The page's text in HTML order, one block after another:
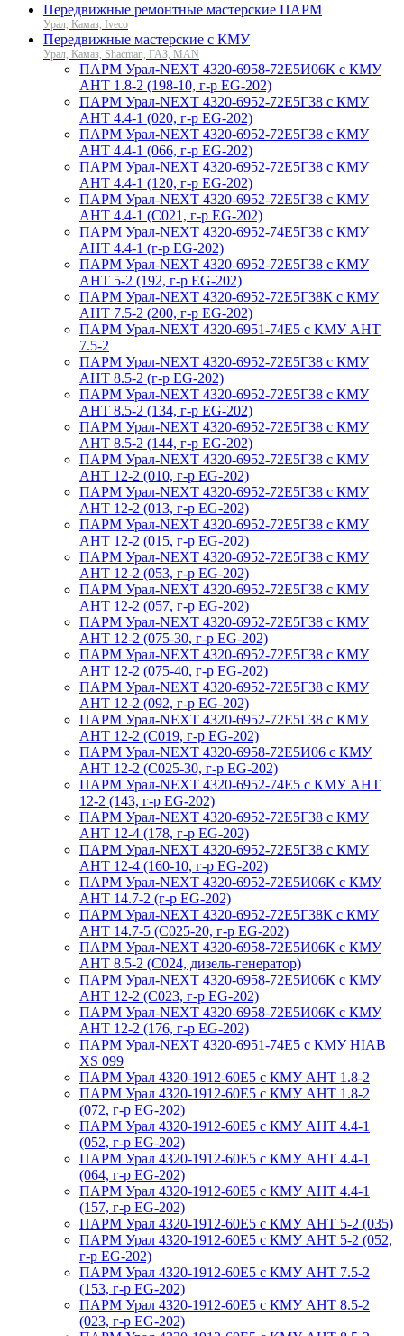
Передвижные ремонтные мастерские ПАРМ
Урал, Камаз, Iveco
Передвижные мастерские с КМУ
Урал, Камаз, Shacman, ГАЗ, MAN
ПАРМ Урал-NEXT 4320-6958-72Е5И06К с КМУ
АНТ 1.8-2 (198-10, г-р EG-202)
ПАРМ Урал-NEXT 4320-6952-72Е5Г38 с КМУ
АНТ 4.4-1 (020, г-р EG-202)
ПАРМ Урал-NEXT 4320-6952-72Е5Г38 с КМУ
АНТ 4.4-1 (066, г-р EG-202)
ПАРМ Урал-NEXT 4320-6952-72Е5Г38 с КМУ
АНТ 4.4-1 (120, г-р EG-202)
ПАРМ Урал-NEXT 4320-6952-72Е5Г38 с КМУ
АНТ 4.4-1 (С021, г-р EG-202)
ПАРМ Урал-NEXT 4320-6952-74Е5Г38 с КМУ
АНТ 4.4-1 (г-р EG-202)
ПАРМ Урал-NEXT 4320-6952-72Е5Г38 с КМУ
АНТ 5-2 (192, г-р EG-202)
ПАРМ Урал-NEXT 4320-6952-72Е5Г38К с КМУ
АНТ 7.5-2 (200, г-р EG-202)
ПАРМ Урал-NEXT 4320-6951-74Е5 с КМУ АНТ
7.5-2
ПАРМ Урал-NEXT 4320-6952-72Е5Г38 с КМУ
АНТ 8.5-2 (г-р EG-202)
ПАРМ Урал-NEXT 4320-6952-72Е5Г38 с КМУ
АНТ 8.5-2 (134, г-р EG-202)
ПАРМ Урал-NEXT 4320-6952-72Е5Г38 с КМУ
АНТ 8.5-2 (144, г-р EG-202)
ПАРМ Урал-NEXT 4320-6952-72Е5Г38 с КМУ
АНТ 12-2 (010, г-р EG-202)
ПАРМ Урал-NEXT 4320-6952-72Е5Г38 с КМУ
АНТ 12-2 (013, г-р EG-202)
ПАРМ Урал-NEXT 4320-6952-72Е5Г38 с КМУ
АНТ 12-2 (015, г-р EG-202)
ПАРМ Урал-NEXT 4320-6952-72Е5Г38 с КМУ
АНТ 12-2 (053, г-р EG-202)
ПАРМ Урал-NEXT 4320-6952-72Е5Г38 с КМУ
АНТ 12-2 (057, г-р EG-202)
ПАРМ Урал-NEXT 4320-6952-72Е5Г38 с КМУ
АНТ 12-2 (075-30, г-р EG-202)
ПАРМ Урал-NEXT 4320-6952-72Е5Г38 с КМУ
АНТ 12-2 (075-40, г-р EG-202)
ПАРМ Урал-NEXT 4320-6952-72Е5Г38 с КМУ
АНТ 12-2 (092, г-р EG-202)
ПАРМ Урал-NEXT 4320-6952-72Е5Г38 с КМУ
АНТ 12-2 (С019, г-р EG-202)
ПАРМ Урал-NEXT 4320-6958-72Е5И06 с КМУ
АНТ 12-2 (С025-30, г-р EG-202)
ПАРМ Урал-NEXT 4320-6952-74Е5 с КМУ АНТ
12-2 (143, г-р EG-202)
ПАРМ Урал-NEXT 4320-6952-72Е5Г38 с КМУ
АНТ 12-4 (178, г-р EG-202)
ПАРМ Урал-NEXT 4320-6952-72Е5Г38 с КМУ
АНТ 12-4 (160-10, г-р EG-202)
ПАРМ Урал-NEXT 4320-6952-72Е5И06К с КМУ
АНТ 14.7-2 (г-р EG-202)
ПАРМ Урал-NEXT 4320-6952-72Е5Г38К с КМУ
АНТ 14.7-5 (С025-20, г-р EG-202)
ПАРМ Урал-NEXT 4320-6958-72Е5И06К с КМУ
АНТ 8.5-2 (С024, дизель-генератор)
ПАРМ Урал-NEXT 4320-6958-72Е5И06К с КМУ
АНТ 12-2 (С023, г-р EG-202)
ПАРМ Урал-NEXT 4320-6958-72Е5И06К с КМУ
АНТ 12-2 (176, г-р EG-202)
ПАРМ Урал-NEXT 4320-6951-74Е5 с КМУ HIAB
XS 099
ПАРМ Урал 4320-1912-60Е5 с КМУ АНТ 1.8-2
ПАРМ Урал 4320-1912-60Е5 с КМУ АНТ 1.8-2
(072, г-р EG-202)
ПАРМ Урал 4320-1912-60Е5 с КМУ АНТ 4.4-1
(052, г-р EG-202)
ПАРМ Урал 4320-1912-60Е5 с КМУ АНТ 4.4-1
(064, г-р EG-202)
ПАРМ Урал 4320-1912-60Е5 с КМУ АНТ 4.4-1
(157, г-р EG-202)
ПАРМ Урал 4320-1912-60Е5 с КМУ АНТ 5-2 (035)
ПАРМ Урал 4320-1912-60Е5 с КМУ АНТ 5-2 (052,
г-р EG-202)
ПАРМ Урал 4320-1912-60Е5 с КМУ АНТ 7.5-2
(153, г-р EG-202)
ПАРМ Урал 4320-1912-60Е5 с КМУ АНТ 8.5-2
(023, г-р EG-202)